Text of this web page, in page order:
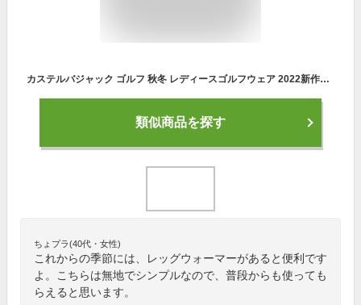
カステルバジャック ゴルフ 秋冬 レディースゴルフウェア 2022新作秋冬 レッグウォーマー ゴルフブランド CASTELBAJAC 40代 50代 ファッション【送料無料】【あす楽_土日祝日も営業】在庫あり商品は15時までのご注文で即日発送 724-2499-252
類似商品を探す
ちょプラ(40代・女性)
これからの季節には、レッグウォーマーがあると便利です
よ。こちらは無地でシンプルなので、普段からも使っても
らえると思います。